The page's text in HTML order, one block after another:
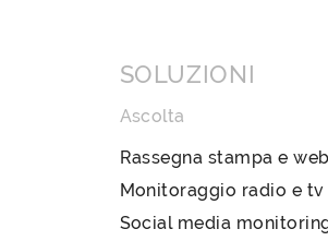
SOLUZIONI
Ascolta
Rassegna stampa e web
Monitoraggio radio e tv
Social media